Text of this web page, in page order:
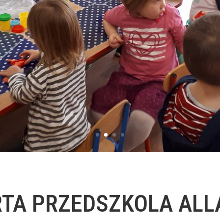
PRZEDSZKOLA